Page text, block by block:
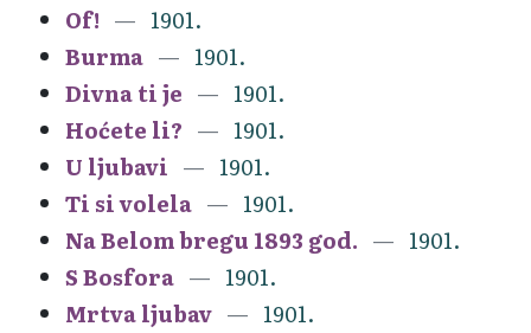
Of!
1901.
Burma
1901.
Divna ti je
1901.
Hoćete li?
1901.
U ljubavi
1901.
Ti si volela
1901.
Na Belom bregu 1893 god.
1901.
S Bosfora
1901.
Mrtva ljubav
1901.